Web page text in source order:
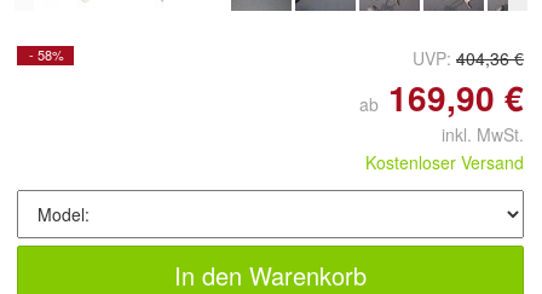
- 58% UVP: 404,36 €
ab 169,90 €
inkl. MwSt.
Kostenloser Versand
In den Warenkorb